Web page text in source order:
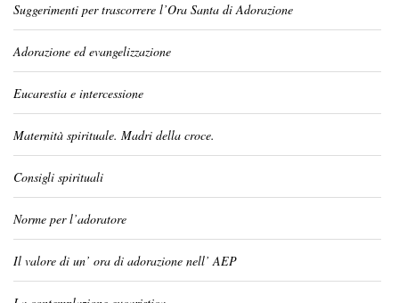
Suggerimenti per trascorrere l’Ora Santa di Adorazione
Adorazione ed evangelizzazione
Eucarestia e intercessione
Maternità spirituale. Madri della croce.
Consigli spirituali
Norme per l’adoratore
Il valore di un’ ora di adorazione nell’ AEP